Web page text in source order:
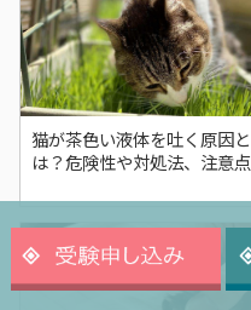
猫が茶色い液体を吐く原因と
は？危険性や対処法、注意点